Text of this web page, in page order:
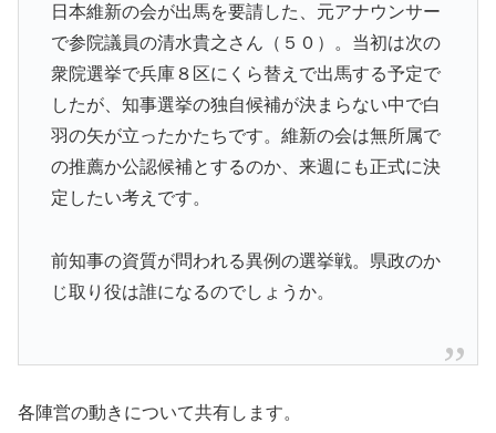
日本維新の会が出馬を要請した、元アナウンサー
で参院議員の清水貴之さん（５０）。当初は次の
衆院選挙で兵庫８区にくら替えで出馬する予定で
したが、知事選挙の独自候補が決まらない中で白
羽の矢が立ったかたちです。維新の会は無所属で
の推薦か公認候補とするのか、来週にも正式に決
定したい考えです。
前知事の資質が問われる異例の選挙戦。県政のか
じ取り役は誰になるのでしょうか。
各陣営の動きについて共有します。